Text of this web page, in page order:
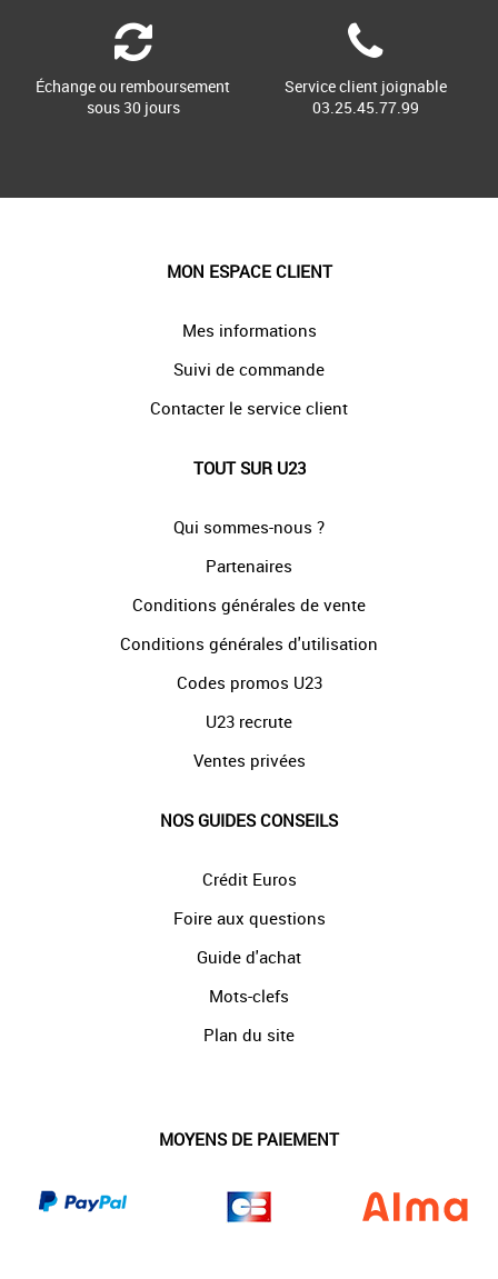
Échange ou remboursement
sous 30 jours
Service client joignable
03.25.45.77.99
MON ESPACE CLIENT
Mes informations
Suivi de commande
Contacter le service client
TOUT SUR U23
Qui sommes-nous ?
Partenaires
Conditions générales de vente
Conditions générales d'utilisation
Codes promos U23
U23 recrute
Ventes privées
NOS GUIDES CONSEILS
Crédit Euros
Foire aux questions
Guide d'achat
Mots-clefs
Plan du site
MOYENS DE PAIEMENT